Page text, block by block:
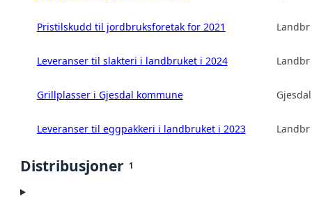
Pristilskudd til jordbruksforetak for 2021
Leveranser til slakteri i landbruket i 2024
Grillplasser i Gjesdal kommune
Leveranser til eggpakkeri i landbruket i 2023
Distribusjoner 1